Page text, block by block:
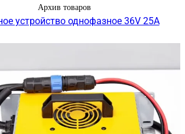
Архив товаров
устройство однофазное 36V 25A